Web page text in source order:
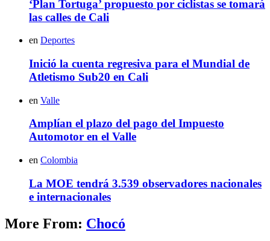
‘Plan Tortuga’ propuesto por ciclistas se tomará
las calles de Cali
en Deportes
Inició la cuenta regresiva para el Mundial de
Atletismo Sub20 en Cali
en Valle
Amplían el plazo del pago del Impuesto
Automotor en el Valle
en Colombia
La MOE tendrá 3.539 observadores nacionales
e internacionales
More From: Chocó